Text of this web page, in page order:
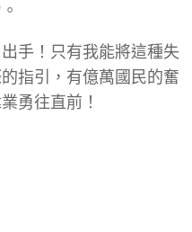
手！只有我能將這種失
指引，有億萬國民的奮
勇往直前！